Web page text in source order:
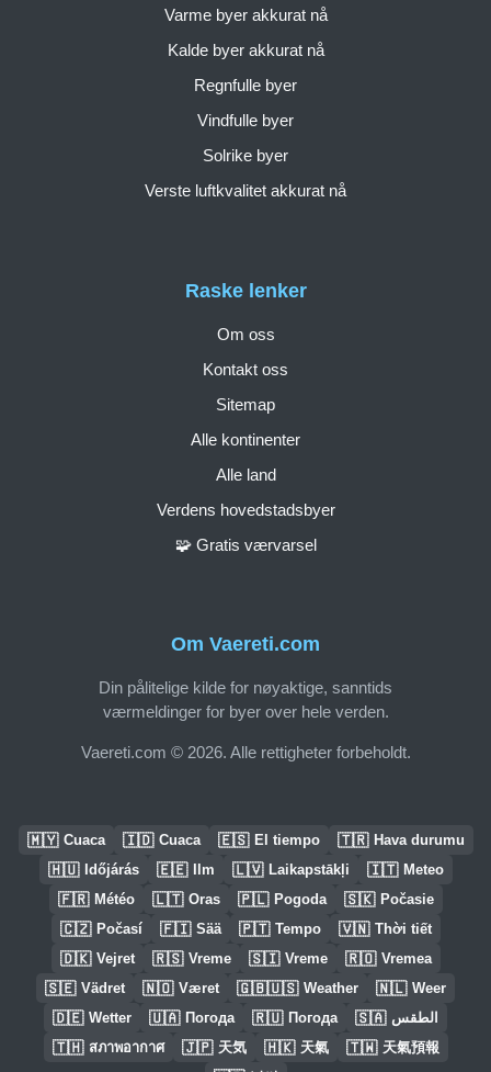
Om Vaereti.com
Din pålitelige kilde for nøyaktige, sanntids
værmeldinger for byer over hele verden.
Vaereti.com © 2026. Alle rettigheter forbeholdt.
Raske lenker
Om oss
Kontakt oss
Sitemap
Alle kontinenter
Alle land
Verdens hovedstadsbyer
🧩 Gratis værvarsel
Varme byer akkurat nå
Kalde byer akkurat nå
Regnfulle byer
Vindfulle byer
Solrike byer
Verste luftkvalitet akkurat nå
🇲🇾 Cuaca 🇮🇩 Cuaca 🇪🇸 El tiempo 🇹🇷 Hava durumu
🇭🇺 Időjárás 🇪🇪 Ilm 🇱🇻 Laikapstākļi 🇮🇹 Meteo
🇫🇷 Météo 🇱🇹 Oras 🇵🇱 Pogoda 🇸🇰 Počasie
🇨🇿 Počasí 🇫🇮 Sää 🇵🇹 Tempo 🇻🇳 Thời tiết
🇩🇰 Vejret 🇷🇸 Vreme 🇸🇮 Vreme 🇷🇴 Vremea
🇸🇪 Vädret 🇳🇴 Været 🇬🇧🇺🇸 Weather 🇳🇱 Weer
🇩🇪 Wetter 🇺🇦 Погода 🇷🇺 Погода 🇸🇦 الطقس
🇹🇭 สภาพอากาศ 🇯🇵 天気 🇭🇰 天氣 🇹🇼 天氣預報